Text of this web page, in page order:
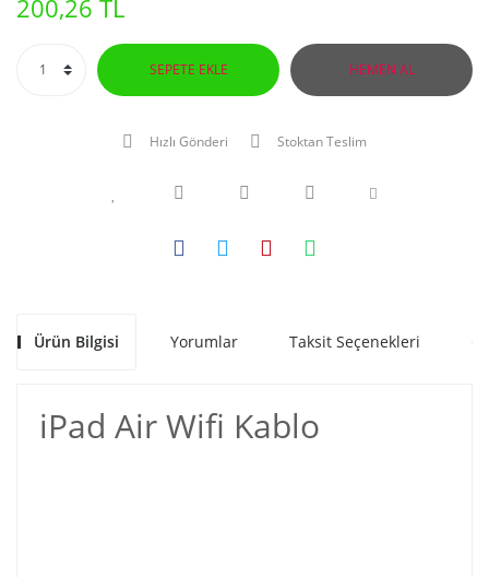
200,26 TL
SEPETE EKLE HEMEN AL
Hızlı Gönderi Stoktan Teslim
Ürün Bilgisi Yorumlar Taksit Seçenekleri
iPad Air Wifi Kablo